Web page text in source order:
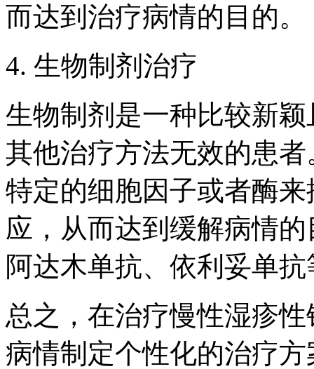
而达到治疗病情的目的。
4. 生物制剂治疗
生物制剂是一种比较新
其他治疗方法无效的患
特定的细胞因子或者酶
应，从而达到缓解病情
阿达木单抗、依利妥单抗
总之，在治疗慢性湿疹
病情制定个性化的治疗